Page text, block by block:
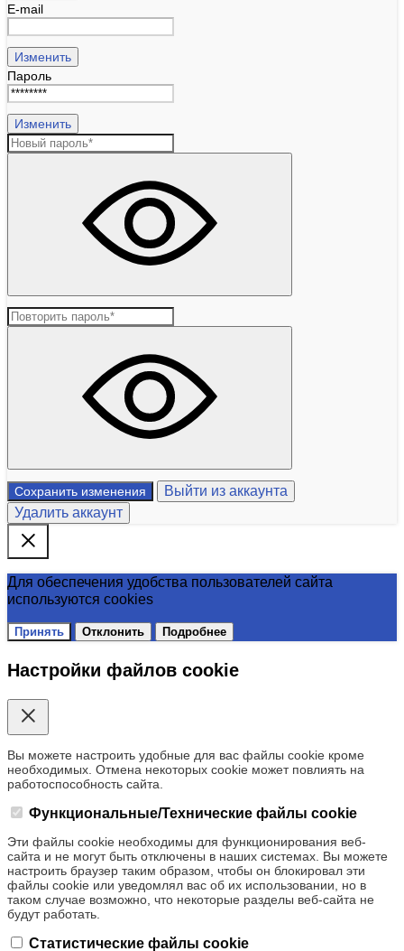
E-mail
Изменить
Пароль
Изменить
Сохранить изменения
Выйти из аккаунта
Удалить аккаунт
Для обеспечения удобства пользователей сайта
используются cookies
Принять Отклонить Подробнее
Настройки файлов cookie
Вы можете настроить удобные для вас файлы cookie кроме
необходимых. Отмена некоторых cookie может повлиять на
работоспособность сайта.
Функциональные/Технические файлы cookie
Эти файлы cookie необходимы для функционирования веб-
сайта и не могут быть отключены в наших системах. Вы можете
настроить браузер таким образом, чтобы он блокировал эти
файлы cookie или уведомлял вас об их использовании, но в
таком случае возможно, что некоторые разделы веб-сайта не
будут работать.
Статистические файлы cookie